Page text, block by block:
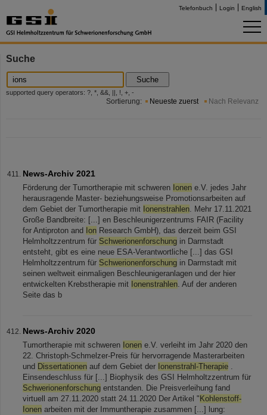
Telefonbuch Login English
Suche
Suche
supported query operators: ?, *, &&, ||, !, +, -
Sortierung: Neueste zuerst Nach Relevanz
News-Archiv 2021
Förderung der Tumortherapie mit schweren Ionen e.V. jedes Jahr
herausragende Master- beziehungsweise Promotionsarbeiten auf
dem Gebiet der Tumortherapie mit Ionenstrahlen. Mehr 17.11.2021
Große Bandbreite: [...] en Beschleunigerzentrums FAIR (Facility
for Antiproton and Ion Research GmbH), das derzeit beim GSI
Helmholtzzentrum für Schwerionenforschung in Darmstadt
entsteht, gibt es eine neue ESA-Verantwortliche [...] das GSI
Helmholtzzentrum für Schwerionenforschung in Darmstadt mit
seinen weltweit einmaligen Beschleunigeranlagen und der hier
entwickelten Krebstherapie mit Ionenstrahlen. Auf der anderen
Seite das b
News-Archiv 2020
Tumortherapie mit schweren Ionen e.V. verleiht im Jahr 2020 den
22. Christoph-Schmelzer-Preis für hervorragende Masterarbeiten
und Dissertationen auf dem Gebiet der Ionenstrahl-Therapie .
Einsendeschluss für [...] Biophysik des GSI Helmholtzzentrum für
Schwerionenforschung entstanden. Die Preisverleihung fand
virtuell am 27.11.2020 statt 24.11.2020 Der Artikel " Kohlenstoff-
Ionen arbeiten mit der Immuntherapie zusammen [...] lung: